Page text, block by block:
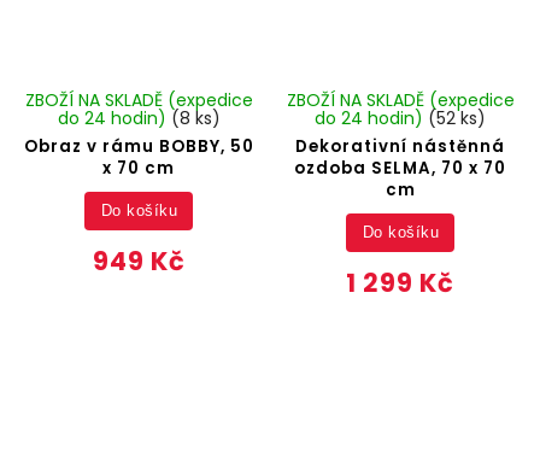
Obraz v rámu BOBBY, 50
x 70 cm
ZBOŽÍ NA SKLADĚ (expedice
do 24 hodin) (8 ks)
949 Kč
Do košíku
Dekorativní nástěnná
ozdoba SELMA, 70 x 70
cm
ZBOŽÍ NA SKLADĚ (expedice
do 24 hodin) (52 ks)
1 299 Kč
Do košíku